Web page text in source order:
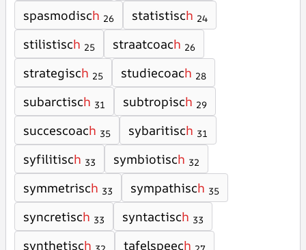
spasmodisch 26 statistisch 24
stilistisch 25 straatcoach 26
strategisch 25 studiecoach 28
subarctisch 31 subtropisch 29
succescoach 35 sybaritisch 31
syfilitisch 33 symbiotisch 32
symmetrisch 33 sympathisch 35
syncretisch 33 syntactisch 33
synthetisch tafelspeech